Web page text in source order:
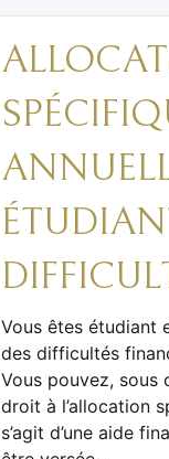
Vous êtes étudiant
des difficultés
Vous pouvez, sous
droit à l’allocation
s’agit d’une aide